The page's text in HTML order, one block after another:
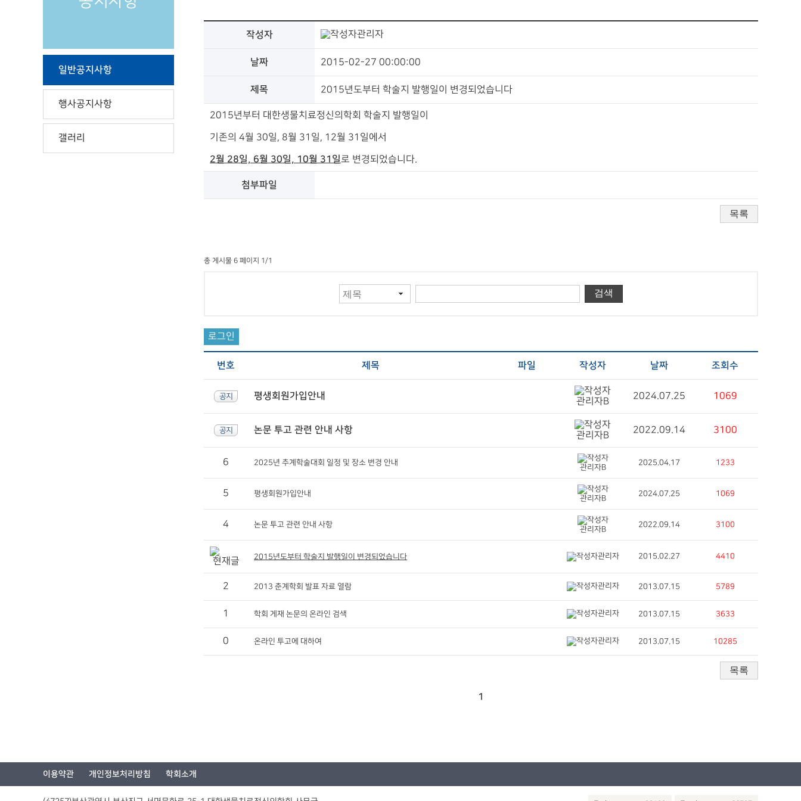
일반공지사항
행사공지사항
갤러리
작성자 관리자
날짜 2015-02-27 00:00:00
제목 2015년도부터 학술지 발행일이 변경되었습니다
2015년부터 대한생물치료정신의학회 학술지 발행일이
기존의 4월 30일, 8월 31일, 12월 31일에서
2월 28일, 6월 30일, 10월 31일로 변경되었습니다.
첨부파일
총 게시물 6 페이지 1/1
로그인
번호 제목 파일 작성자 날짜 조회수
공지 평생회원가입안내
관리자B
2024.07.25 1069
공지 논문 투고 관련 안내 사항
관리자B
2022.09.14 3100
6 2025년 추계학술대회 일정 및 장소 변경 안내
관리자B
2025.04.17 1233
5 평생회원가입안내
관리자B
2024.07.25 1069
4 논문 투고 관련 안내 사항
관리자B
2022.09.14 3100
2015년도부터 학술지 발행일이 변경되었습니다 관리자 2015.02.27 4410
2 2013 춘계학회 발표 자료 열람 관리자 2013.07.15 5789
1 학회 게재 논문의 온라인 검색 관리자 2013.07.15 3633
0 온라인 투고에 대하여 관리자 2013.07.15 10285
1
이용약관 개인정보처리방침 학회소개